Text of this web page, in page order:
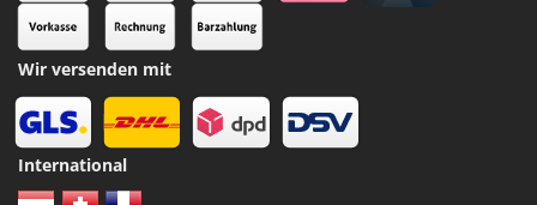
Wir versenden mit
International